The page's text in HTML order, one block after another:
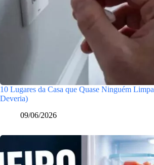
10 Lugares da Casa que Quase Ninguém
Deveria)
09/06/2026